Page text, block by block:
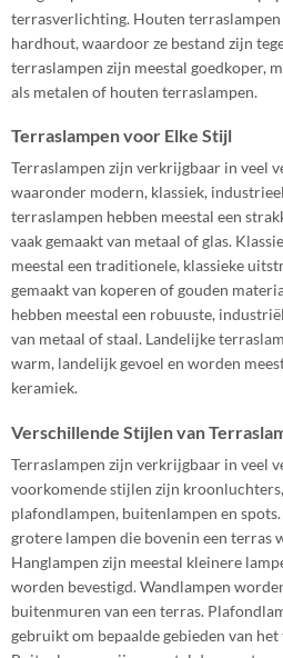
terrasverlichting. Houten terraslampen
hardhout, waardoor ze bestand zijn
terraslampen zijn meestal goedkoper,
als metalen of houten terraslampen.
Terraslampen voor Elke Stijl
Terraslampen zijn verkrijgbaar in veel
waaronder modern, klassiek,
terraslampen hebben meestal een
vaak gemaakt van metaal of glas.
meestal een traditionele, klassieke
gemaakt van koperen of gouden
hebben meestal een robuuste,
van metaal of staal. Landelijke
warm, landelijk gevoel en worden
keramiek.
Verschillende Stijlen van
Terraslampen zijn verkrijgbaar in veel
voorkomende stijlen zijn
plafondlampen, buitenlampen en
grotere lampen die bovenin een terras
Hanglampen zijn meestal kleinere
worden bevestigd. Wandlampen
buitenmuren van een terras.
gebruikt om bepaalde gebieden van